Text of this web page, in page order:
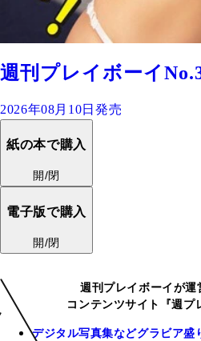
週刊プレイボーイ
2026年08月10日発売
紙の本で購入
開/閉
電子版で購入
開/閉
週刊プレイボーイが運
コンテンツサイト『週プ
デジタル写真集などグラビア盛